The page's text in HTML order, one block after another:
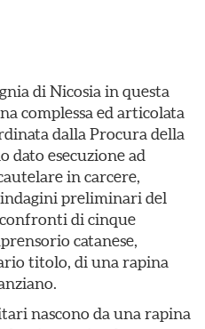
di Nicosia in questa
complessa ed articolata
dalla Procura della
dato esecuzione ad
in carcere,
indagini preliminari del
di cinque
catanese,
titolo, di una rapina
nascono da una rapina